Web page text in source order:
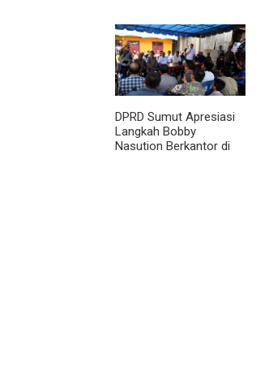
DPRD Sumut Apresiasi
Langkah Bobby
Nasution Berkantor di